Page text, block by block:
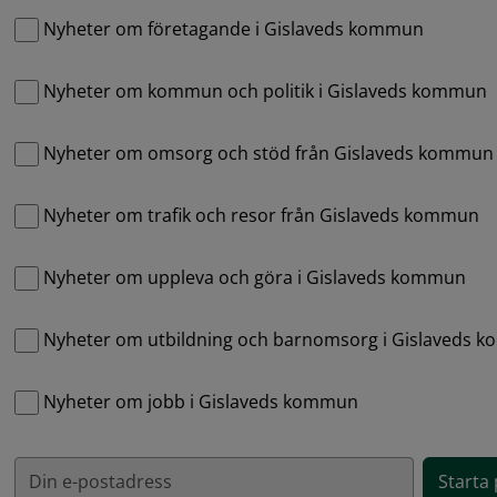
Nyheter om företagande i Gislaveds kommun
Nyheter om kommun och politik i Gislaveds kommun
Nyheter om omsorg och stöd från Gislaveds kommun
Nyheter om trafik och resor från Gislaveds kommun
Nyheter om uppleva och göra i Gislaveds kommun
Nyheter om utbildning och barnomsorg i Gislaveds
Nyheter om jobb i Gislaveds kommun
Din e-postadress